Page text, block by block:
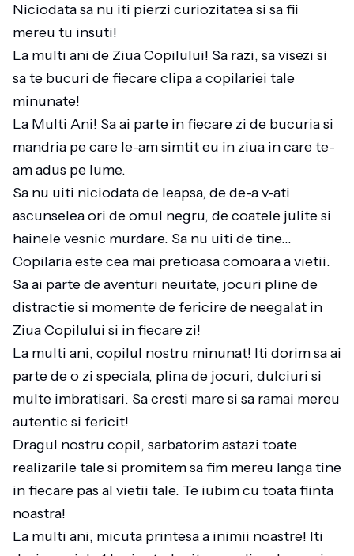
Niciodata sa nu iti pierzi curiozitatea si sa fii
mereu tu insuti!
La multi ani de Ziua Copilului! Sa razi, sa visezi si
sa te bucuri de fiecare clipa a copilariei tale
minunate!
La Multi Ani! Sa ai parte in fiecare zi de bucuria si
mandria pe care le-am simtit eu in ziua in care te-
am adus pe lume.
Sa nu uiti niciodata de leapsa, de de-a v-ati
ascunselea ori de omul negru, de coatele julite si
hainele vesnic murdare. Sa nu uiti de tine…
Copilaria este cea mai pretioasa comoara a vietii.
Sa ai parte de aventuri neuitate, jocuri pline de
distractie si momente de fericire de neegalat in
Ziua Copilului si in fiecare zi!
La multi ani, copilul nostru minunat! Iti dorim sa ai
parte de o zi speciala, plina de jocuri, dulciuri si
multe imbratisari. Sa cresti mare si sa ramai mereu
autentic si fericit!
Dragul nostru copil, sarbatorim astazi toate
realizarile tale si promitem sa fim mereu langa tine
in fiecare pas al vietii tale. Te iubim cu toata fiinta
noastra!
La multi ani, micuta printesa a inimii noastre! Iti